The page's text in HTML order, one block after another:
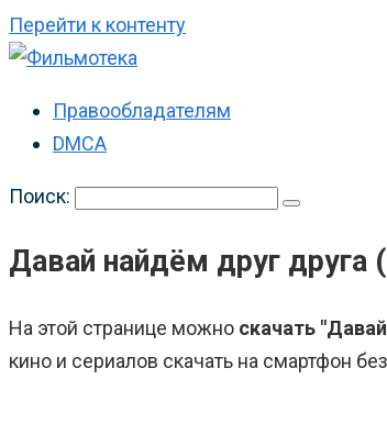
Перейти к контенту
Правообладателям
DMCA
Поиск:
Давай найдём друг друга
На этой странице можно скачать
кино и сериалов скачать на смартфон